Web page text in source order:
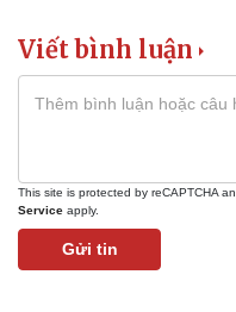
Viết bình luận
This site is protected by reCAPTCHA
Service apply.
Gửi tin